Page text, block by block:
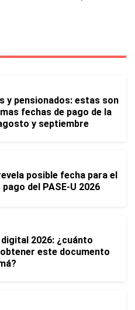
y pensionados: estas son
fechas de pago de la
y septiembre
posible fecha para el
del PASE-U 2026
2026: ¿cuánto
este documento